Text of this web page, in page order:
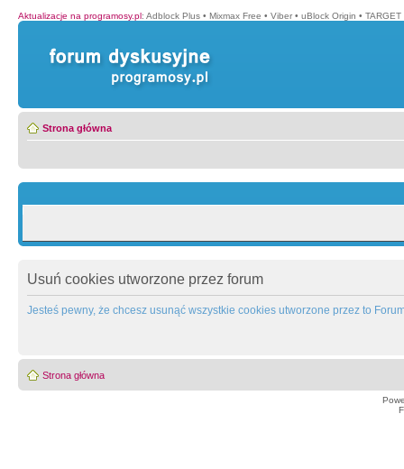
Aktualizacje na programosy.pl: Adblock Plus • Mixmax Free • Viber • uBlock Origin •
Strona główna
Usuń cookies utworzone przez forum
Jesteś pewny, że chcesz usunąć wszystkie cookies utworzone przez to
Strona główna